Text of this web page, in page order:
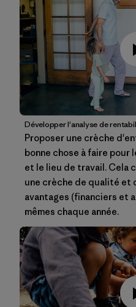
Développer l'analyse de
Proposer une crèche
bonne chose à faire pour
et le lieu de travail. Cela
une crèche de qualité et
avantages (financiers et
mêmes chaque année.